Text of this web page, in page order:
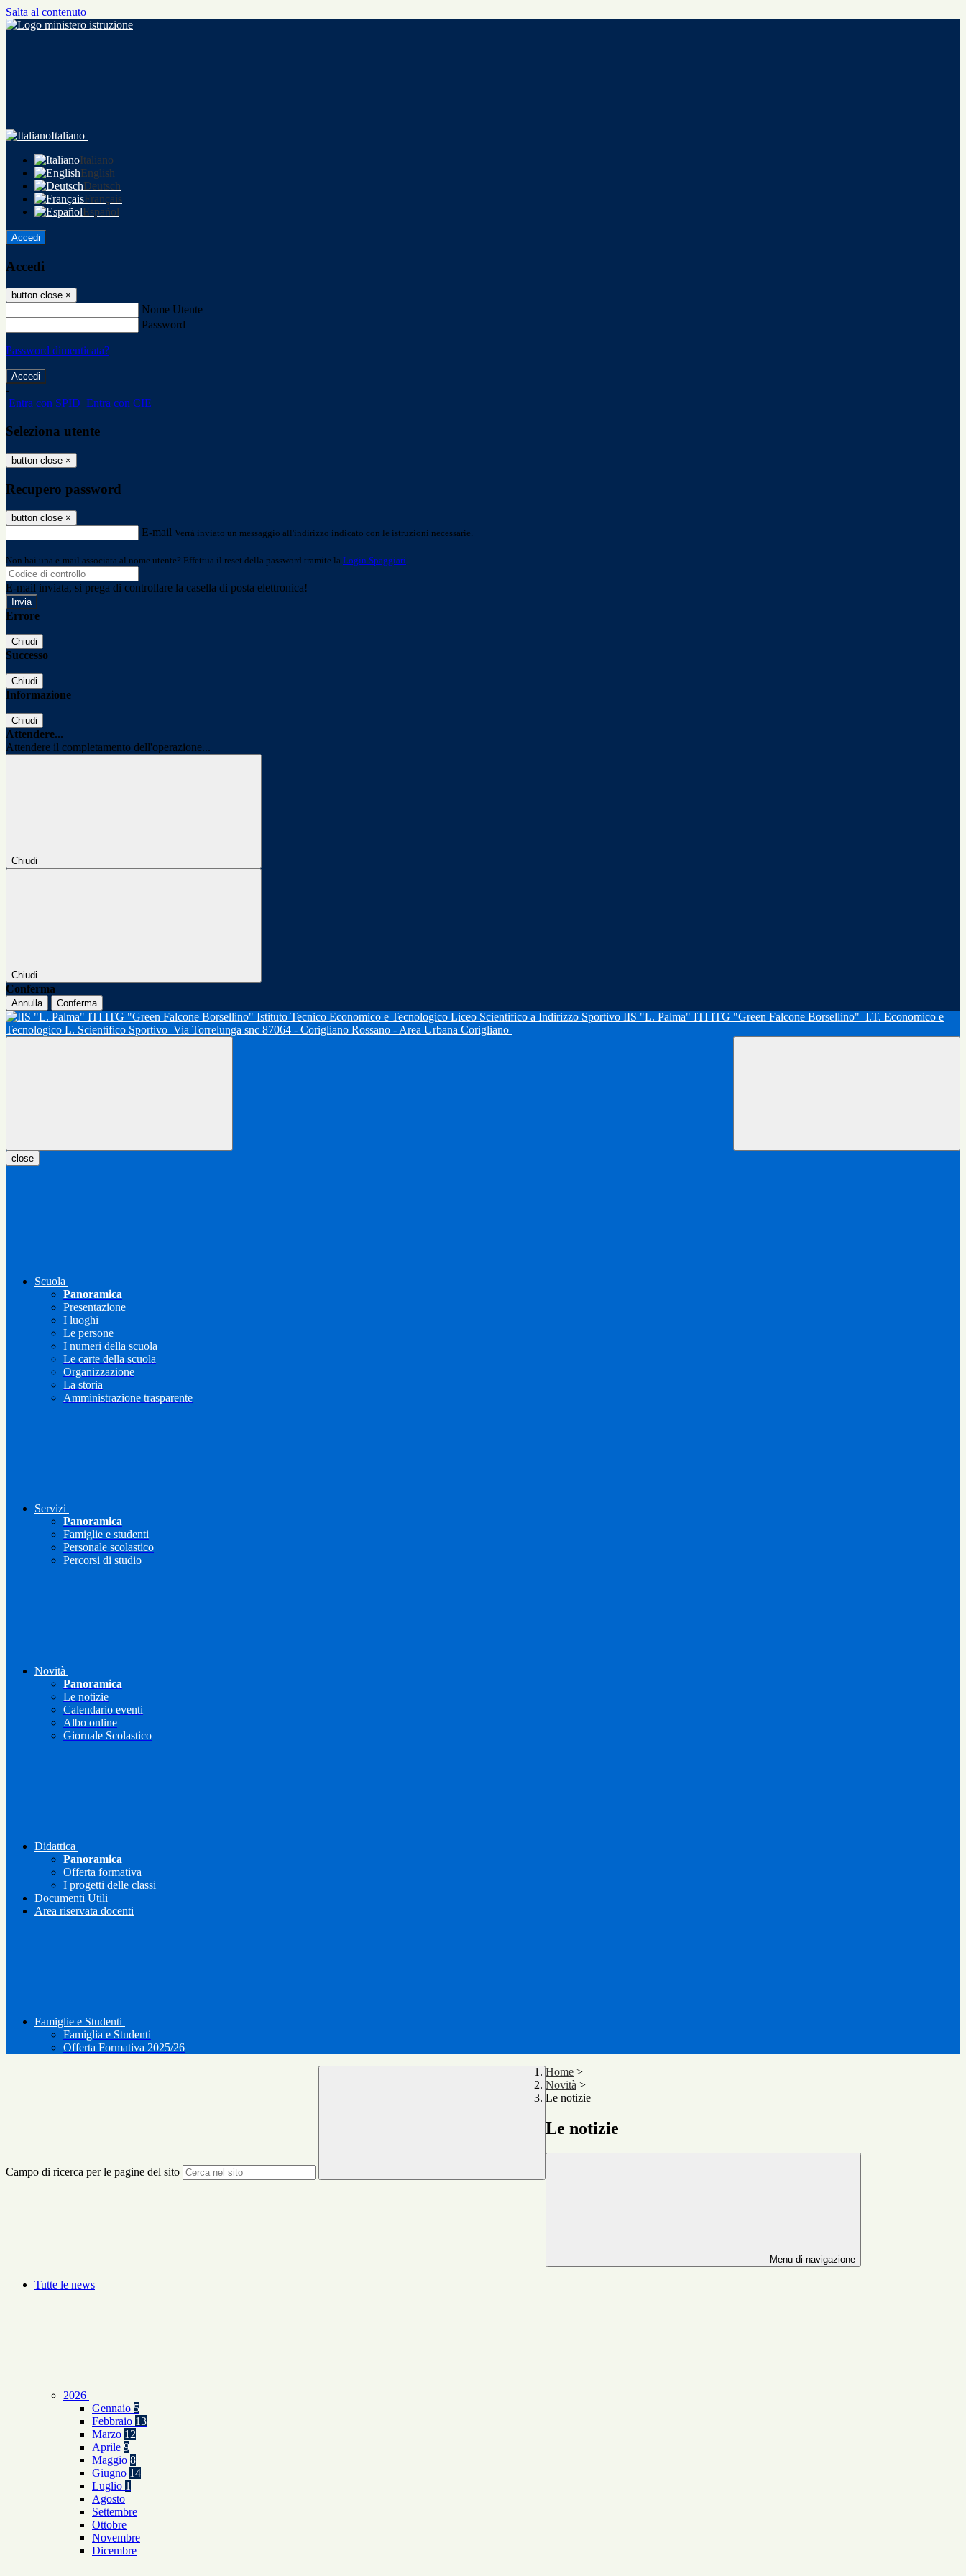
Salta al contenuto
Italiano
Italiano
English
Deutsch
Français
Español
Accedi
Accedi
button close ×
Nome Utente
Password
Password dimenticata?
-
Entra con SPID Entra con CIE
Seleziona utente
button close ×
Recupero password
button close ×
E-mail Verrà inviato un messaggio all'indirizzo indicato con le istruzioni necessarie.
Non hai una e-mail associata al nome utente? Effettua il reset della password tramite la Login Spaggiari
E-mail inviata, si prega di controllare la casella di posta elettronica!
Errore
Chiudi
Successo
Chiudi
Informazione
Chiudi
Attendere...
Attendere il completamento dell'operazione...
Chiudi
Chiudi
Conferma
Annulla Conferma
IIS "L. Palma" ITI ITG "Green Falcone Borsellino" I.T. Economico e
Tecnologico L. Scientifico Sportivo Via Torrelunga snc 87064 - Corigliano Rossano - Area Urbana Corigliano
close
Scuola
Panoramica
Presentazione
I luoghi
Le persone
I numeri della scuola
Le carte della scuola
Organizzazione
La storia
Amministrazione trasparente
Servizi
Panoramica
Famiglie e studenti
Personale scolastico
Percorsi di studio
Novità
Panoramica
Le notizie
Calendario eventi
Albo online
Giornale Scolastico
Didattica
Panoramica
Offerta formativa
I progetti delle classi
Documenti Utili
Area riservata docenti
Famiglie e Studenti
Famiglia e Studenti
Offerta Formativa 2025/26
Campo di ricerca per le pagine del sito
Home >
Novità >
Le notizie
Le notizie
Menu di navigazione
Tutte le news
2026
Gennaio 5
Febbraio 13
Marzo 12
Aprile 9
Maggio 8
Giugno 14
Luglio 1
Agosto
Settembre
Ottobre
Novembre
Dicembre